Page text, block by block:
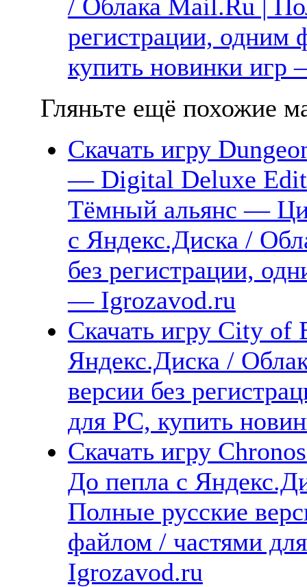
/ Облака Mail.Ru |
регистрации, одним
купить новинки
Гляньте ещё похожие
Скачать игру
— Digital Deluxe
Тёмный альянс —
с Яндекс.Диска /
без регистрации,
— Igrozavod.ru
Скачать игру City of
Яндекс.Диска /
версии без
для PC, купить
Скачать игру
До пепла с
Полные русские
файлом / частями
Igrozavod.ru